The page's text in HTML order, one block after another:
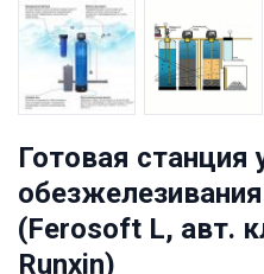
Готовая станция
(Ferosoft L, авт.
Runxin)